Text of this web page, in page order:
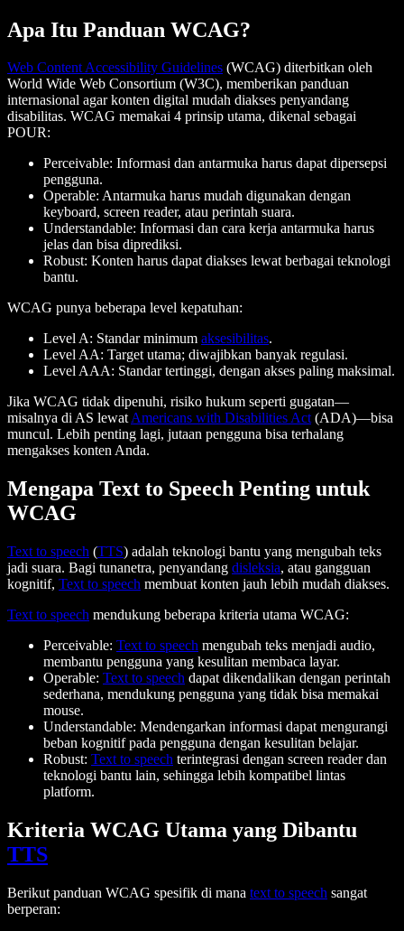
Apa Itu Panduan WCAG?
Web Content Accessibility Guidelines (WCAG) diterbitkan oleh
World Wide Web Consortium (W3C), memberikan panduan
internasional agar konten digital mudah diakses penyandang
disabilitas. WCAG memakai 4 prinsip utama, dikenal sebagai
POUR:
Perceivable: Informasi dan antarmuka harus dapat dipersepsi
pengguna.
Operable: Antarmuka harus mudah digunakan dengan
keyboard, screen reader, atau perintah suara.
Understandable: Informasi dan cara kerja antarmuka harus
jelas dan bisa diprediksi.
Robust: Konten harus dapat diakses lewat berbagai teknologi
bantu.
WCAG punya beberapa level kepatuhan:
Level A: Standar minimum aksesibilitas.
Level AA: Target utama; diwajibkan banyak regulasi.
Level AAA: Standar tertinggi, dengan akses paling maksimal.
Jika WCAG tidak dipenuhi, risiko hukum seperti gugatan—
misalnya di AS lewatAmericans with Disabilities Act(ADA)—bisa
muncul. Lebih penting lagi, jutaan pengguna bisa terhalang
mengakses konten Anda.
Mengapa Text to Speech Penting untuk
WCAG
Text to speech (TTS) adalah teknologi bantu yang mengubah teks
jadi suara. Bagi tunanetra, penyandang disleksia, atau gangguan
kognitif, Text to speech membuat konten jauh lebih mudah diakses.
Text to speech mendukung beberapa kriteria utama WCAG:
Perceivable: Text to speech mengubah teks menjadi audio,
membantu pengguna yang kesulitan membaca layar.
Operable: Text to speech dapat dikendalikan dengan perintah
sederhana, mendukung pengguna yang tidak bisa memakai
mouse.
Understandable: Mendengarkan informasi dapat mengurangi
beban kognitif pada pengguna dengan kesulitan belajar.
Robust: Text to speech terintegrasi dengan screen reader dan
teknologi bantu lain, sehingga lebih kompatibel lintas
platform.
Kriteria WCAG Utama yang Dibantu
TTS
Berikut panduan WCAG spesifik di mana text to speech sangat
berperan: